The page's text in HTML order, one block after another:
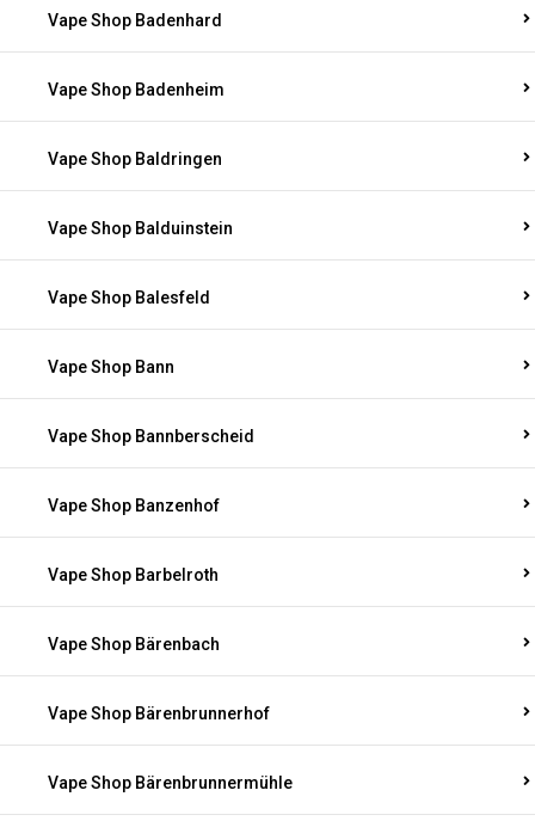
Vape Shop Badenhard
Vape Shop Badenheim
Vape Shop Baldringen
Vape Shop Balduinstein
Vape Shop Balesfeld
Vape Shop Bann
Vape Shop Bannberscheid
Vape Shop Banzenhof
Vape Shop Barbelroth
Vape Shop Bärenbach
Vape Shop Bärenbrunnerhof
Vape Shop Bärenbrunnermühle